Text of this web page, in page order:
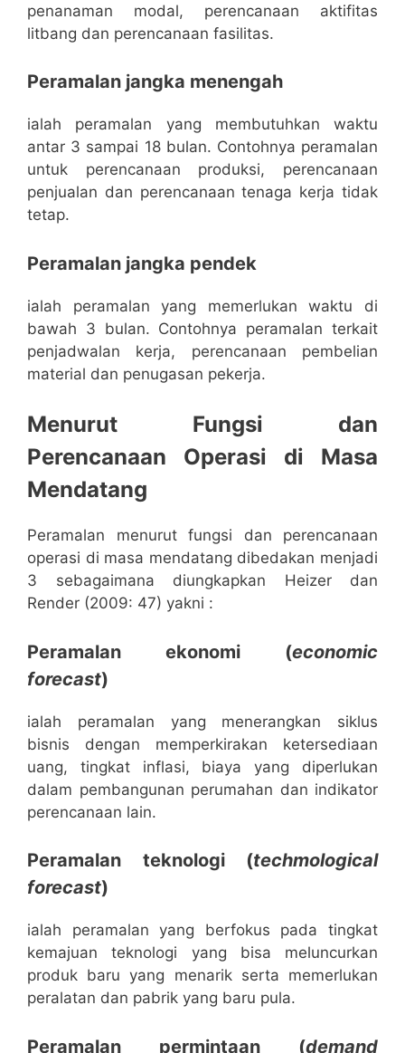
penanaman modal, perencanaan aktifitas
litbang dan perencanaan fasilitas.
Peramalan jangka menengah
ialah peramalan yang membutuhkan waktu
antar 3 sampai 18 bulan. Contohnya peramalan
untuk perencanaan produksi, perencanaan
penjualan dan perencanaan tenaga kerja tidak
tetap.
Peramalan jangka pendek
ialah peramalan yang memerlukan waktu di
bawah 3 bulan. Contohnya peramalan terkait
penjadwalan kerja, perencanaan pembelian
material dan penugasan pekerja.
Menurut Fungsi dan
Perencanaan Operasi di Masa
Mendatang
Peramalan menurut fungsi dan perencanaan
operasi di masa mendatang dibedakan menjadi
3 sebagaimana diungkapkan Heizer dan
Render (2009: 47) yakni :
Peramalan ekonomi (economic
forecast)
ialah peramalan yang menerangkan siklus
bisnis dengan memperkirakan ketersediaan
uang, tingkat inflasi, biaya yang diperlukan
dalam pembangunan perumahan dan indikator
perencanaan lain.
Peramalan teknologi (techmological
forecast)
ialah peramalan yang berfokus pada tingkat
kemajuan teknologi yang bisa meluncurkan
produk baru yang menarik serta memerlukan
peralatan dan pabrik yang baru pula.
Peramalan permintaan (demand